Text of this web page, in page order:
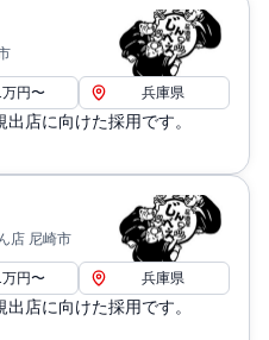
円〜 兵庫県
店に向けた採用です。
店 尼崎市
円〜 兵庫県
店に向けた採用です。